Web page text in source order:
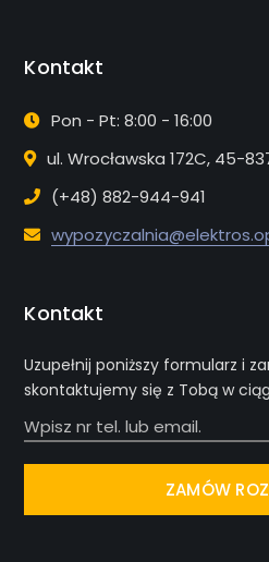
Kontakt
Pon - Pt: 8:00 - 16:00
ul. Wrocławska 172C, 45-
(+48) 882-944-941
Kontakt
Uzupełnij poniższy formularz i
skontaktujemy się z Tobą w